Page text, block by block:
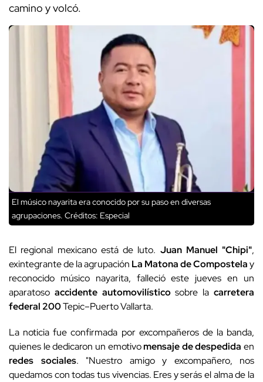
camino y volcó.
El músico nayarita era conocido por su paso en diversas
agrupaciones. Créditos: Especial
El regional mexicano está de luto. Juan Manuel "Chipi",
exintegrante de la agrupación La Matona de Compostelay
reconocido músico nayarita, falleció este jueves en un
aparatoso accidente automovilísticosobre lacarretera
federal 200Tepic–Puerto Vallarta.
La noticia fue confirmada por excompañeros de la banda,
quienes le dedicaron un emotivomensaje de despedida en
redes sociales. "Nuestro amigo y excompañero, nos
quedamos con todas tus vivencias. Eres y serás el alma de la